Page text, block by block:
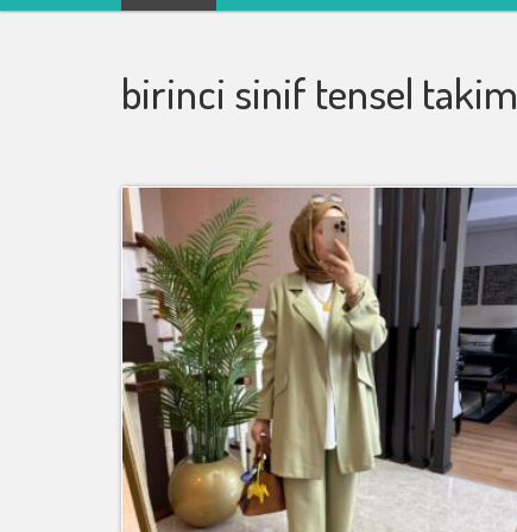
ödeme
birinci sinif tensel takim